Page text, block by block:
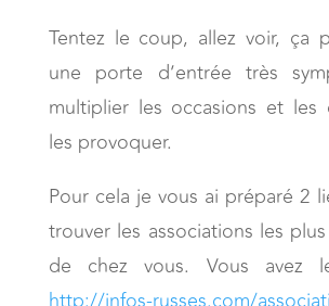
Tentez le coup, allez voir, ça
une porte d’entrée très
multiplier les occasions et les
les provoquer.
Pour cela je vous ai préparé 2
trouver les associations les
de chez vous. Vous avez